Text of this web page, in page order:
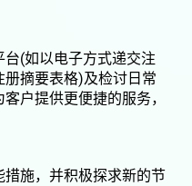
(如以电子方式递交注
摘要表格)及检讨日常
户提供更便捷的服务，
施，并积极探求新的节